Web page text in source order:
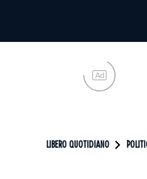
Ad
LIBERO QUOTIDIANO